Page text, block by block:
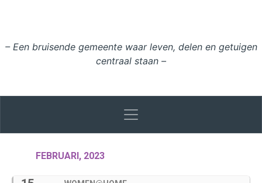
– Een bruisende gemeente waar leven, delen en getuigen
centraal staan –
FEBRUARI, 2023